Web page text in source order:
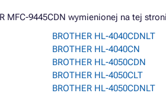
MFC-9445CDN wymienionej na tej
BROTHER HL-4040CDNLT
BROTHER HL-4040CN
BROTHER HL-4050CDN
BROTHER HL-4050CLT
BROTHER HL-4050CDNLT